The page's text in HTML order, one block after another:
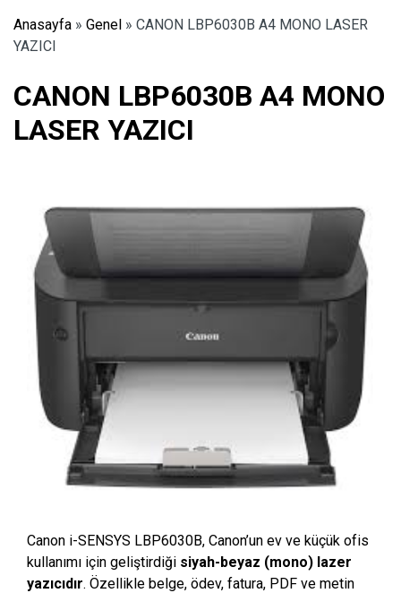
Anasayfa » Genel » CANON LBP6030B A4 MONO LASER
YAZICI
CANON LBP6030B A4 MONO
LASER YAZICI
Canon i-SENSYS LBP6030B, Canon’un ev ve küçük ofis
kullanımı için geliştirdiği siyah-beyaz (mono) lazer
yazıcıdır. Özellikle belge, ödev, fatura, PDF ve metin